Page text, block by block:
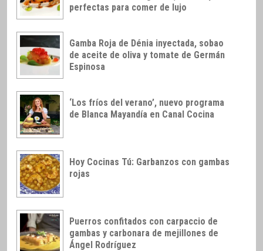
perfectas para comer de lujo
Gamba Roja de Dénia inyectada, sobao
de aceite de oliva y tomate de Germán
Espinosa
‘Los fríos del verano’, nuevo programa
de Blanca Mayandía en Canal Cocina
Hoy Cocinas Tú: Garbanzos con gambas
rojas
Puerros confitados con carpaccio de
gambas y carbonara de mejillones de
Ángel Rodríguez